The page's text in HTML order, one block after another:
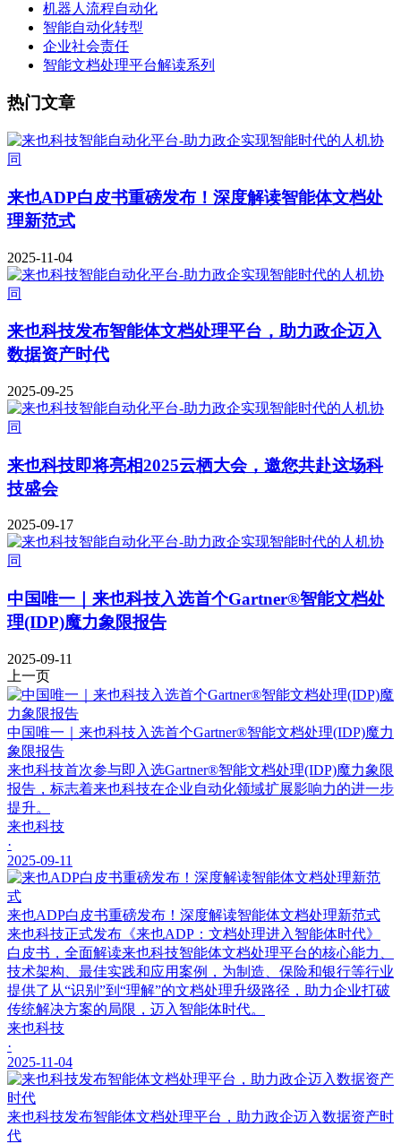
机器人流程自动化
智能自动化转型
企业社会责任
智能文档处理平台解读系列
热门文章
来也ADP白皮书重磅发布！深度解读智能体文档处
理新范式
2025-11-04
来也科技发布智能体文档处理平台，助力政企迈入
数据资产时代
2025-09-25
来也科技即将亮相2025云栖大会，邀您共赴这场科
技盛会
2025-09-17
中国唯一｜来也科技入选首个Gartner®智能文档处
理(IDP)魔力象限报告
2025-09-11
上一页
中国唯一｜来也科技入选首个Gartner®智能文档处理(IDP)魔力
象限报告
来也科技首次参与即入选Gartner®智能文档处理(IDP)魔力象限
报告，标志着来也科技在企业自动化领域扩展影响力的进一步
提升。
来也科技
·
2025-09-11
来也ADP白皮书重磅发布！深度解读智能体文档处理新范式
来也科技正式发布《来也ADP：文档处理进入智能体时代》
白皮书，全面解读来也科技智能体文档处理平台的核心能力、
技术架构、最佳实践和应用案例，为制造、保险和银行等行业
提供了从“识别”到“理解”的文档处理升级路径，助力企业打破
传统解决方案的局限，迈入智能体时代。
来也科技
·
2025-11-04
来也科技发布智能体文档处理平台，助力政企迈入数据资产时
代